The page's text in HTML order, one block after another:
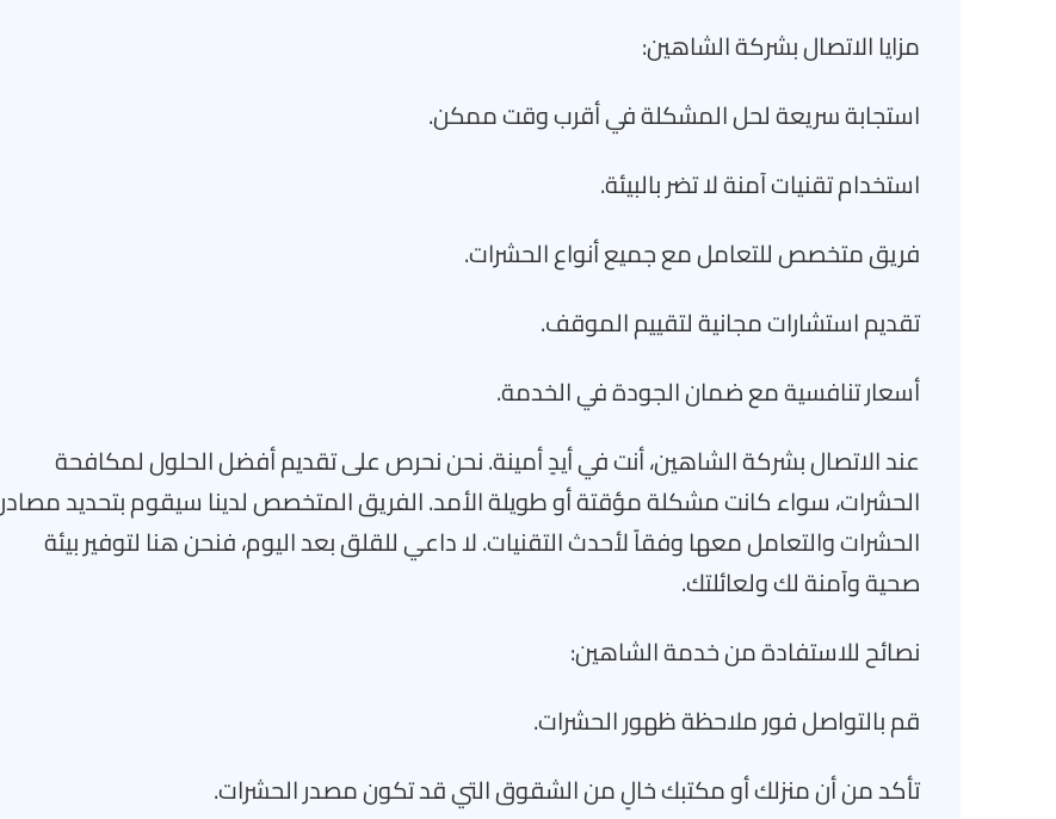
مزايا الاتصال بشركة الشاهين:
استجابة سريعة لحل المشكلة في أقرب وقت ممكن.
استخدام تقنيات آمنة لا تضر بالبيئة.
فريق متخصص للتعامل مع جميع أنواع الحشرات.
تقديم استشارات مجانية لتقييم الموقف.
أسعار تنافسية مع ضمان الجودة في الخدمة.
عند الاتصال بشركة الشاهين، أنت في أيدٍ أمينة. نحن نحرص على تقديم أفضل الحلول لمكافحة
الحشرات، سواء كانت مشكلة مؤقتة أو طويلة الأمد. الفريق المتخصص لدينا سيقوم بتحديد مصادر
الحشرات والتعامل معها وفقاً لأحدث التقنيات. لا داعي للقلق بعد اليوم، فنحن هنا لتوفير بيئة
صحية وآمنة لك ولعائلتك.
نصائح للاستفادة من خدمة الشاهين:
قم بالتواصل فور ملاحظة ظهور الحشرات.
تأكد من أن منزلك أو مكتبك خالٍ من الشقوق التي قد تكون مصدر الحشرات.